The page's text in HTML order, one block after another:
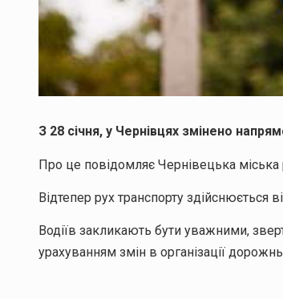
З 28 січня, у Чернівцях змінено
Про це повідомляє Чернівецька міська
Відтепер рух транспорту здійснюється
Водіїв закликають бути уважними,
урахуванням змін в організації